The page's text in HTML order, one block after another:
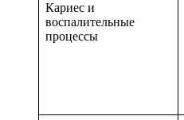
Кариес и
воспалительные
процессы